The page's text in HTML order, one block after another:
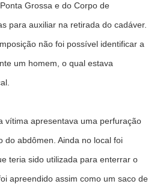
Grossa e do Corpo de
para auxiliar na retirada do cadáver.
não foi possível identificar a
um homem, o qual estava
vítima apresentava uma perfuração
do abdômen. Ainda no local foi
teria sido utilizada para enterrar o
apreendido assim como um saco de